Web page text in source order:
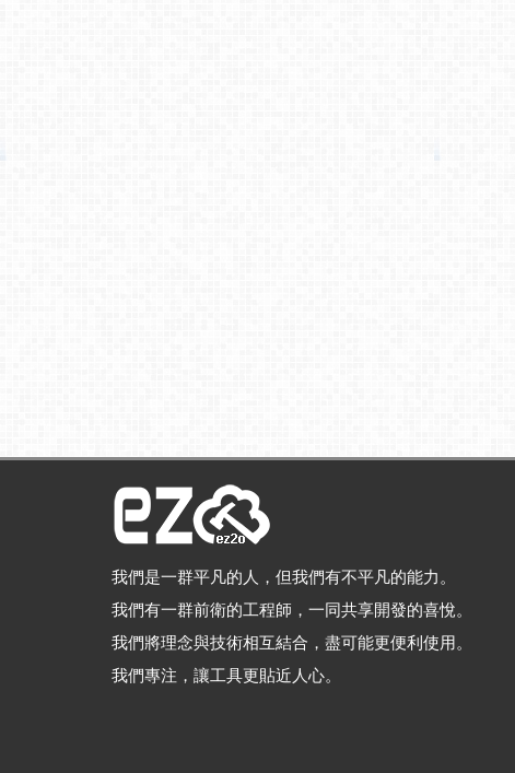
我們是一群平凡的人，但我們有不平凡的能力。
我們有一群前衛的工程師，一同共享開發的喜悅。
我們將理念與技術相互結合，盡可能更便利使用。
我們專注，讓工具更貼近人心。